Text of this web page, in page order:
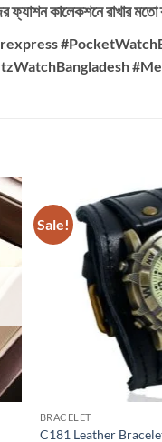
ফ্যাশন কালেকশনে রাখার
Sale!
BRACELET
C181 Leather